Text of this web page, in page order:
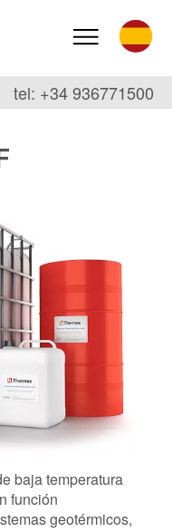
tel: +34 936771500
baja temperatura
función
geotérmicos,